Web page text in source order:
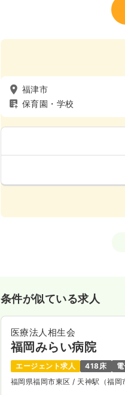
福津市
保育園・学校
条件が似ている求人
医療法人相生会
福岡みらい病院
エージェント求人 418床
福岡県福岡市東区/ 天神駅（福岡